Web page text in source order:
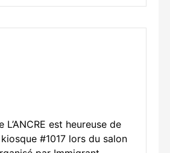
L’ANCRE est heureuse de
#1017 lors du salon